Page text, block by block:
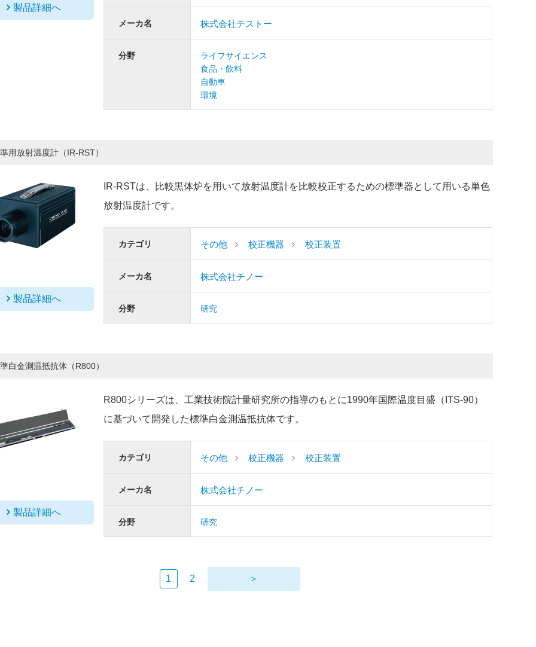
製品詳細へ
メーカ名 株式会社テストー
分野
ライフサイエンス
食品・飲料
自動車
環境
用放射温度計（IR-RST）
製品詳細へ
IR-RSTは、比較黒体炉を用いて放射温度計を比較校正するための標準器として用いる単色
放射温度計です。
カテゴリ その他 校正機器 校正装置
メーカ名 株式会社チノー
分野 研究
白金測温抵抗体（R800）
製品詳細へ
R800シリーズは、工業技術院計量研究所の指導のもとに1990年国際温度目盛（ITS-90）
に基づいて開発した標準白金測温抵抗体です。
カテゴリ その他 校正機器 校正装置
メーカ名 株式会社チノー
分野 研究
1 2 ＞